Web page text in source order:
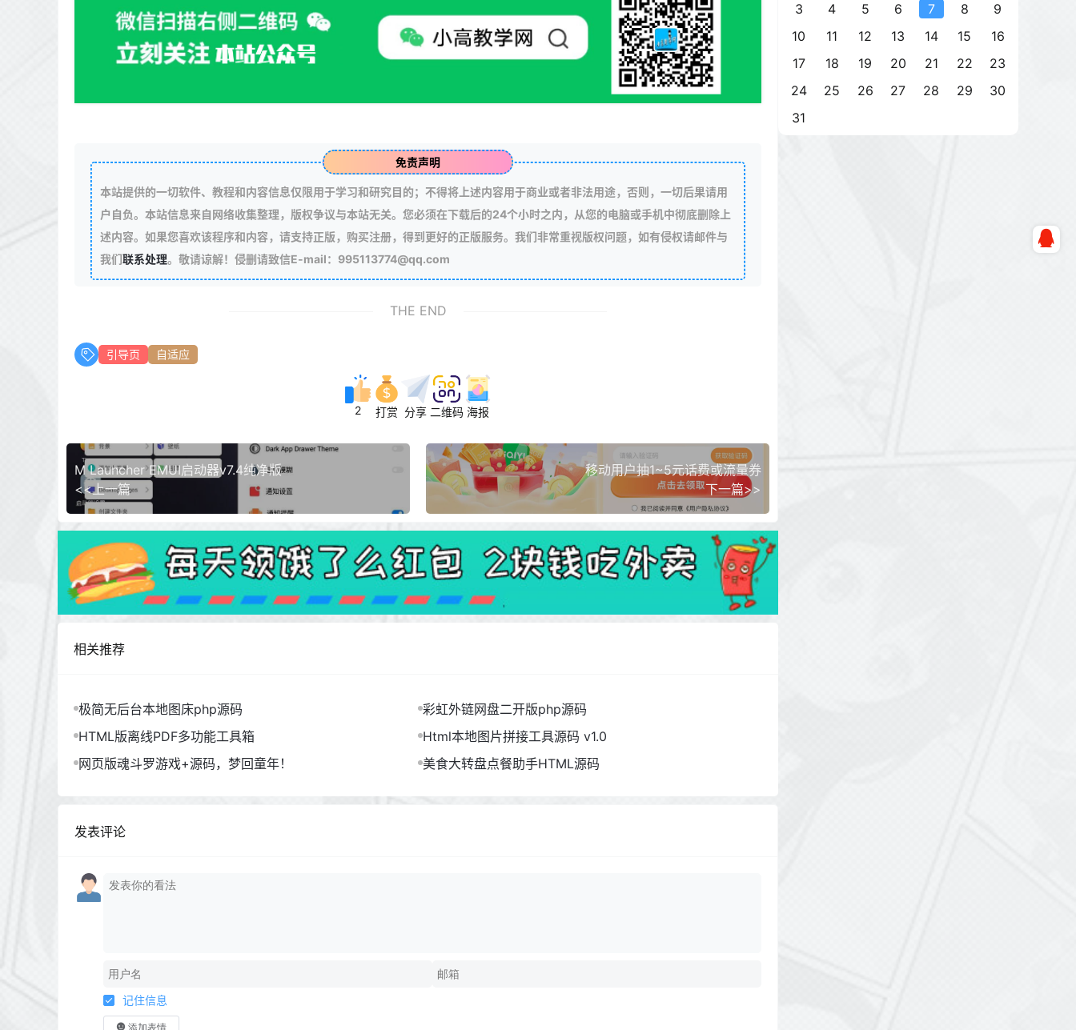
免责声明
本站提供的一切软件、教程和内容信息仅限用于学习和研究目的；不得将上述内容用于商业或者非法用途，否则，一切后果请用
户自负。本站信息来自网络收集整理，版权争议与本站无关。您必须在下载后的24个小时之内，从您的电脑或手机中彻底删除上
述内容。如果您喜欢该程序和内容，请支持正版，购买注册，得到更好的正版服务。我们非常重视版权问题，如有侵权请邮件与
我们联系处理。敬请谅解！侵删请致信E-mail：995113774@qq.com
THE END
引导页 自适应
2 打赏 分享 二维码 海报
M Launcher EMUI启动器v7.4纯净版
<<上一篇
移动用户抽1~5元话费或流量券
下一篇>>
相关推荐
极简无后台本地图床php源码
彩虹外链网盘二开版php源码
HTML版离线PDF多功能工具箱
Html本地图片拼接工具源码 v1.0
网页版魂斗罗游戏+源码，梦回童年！
美食大转盘点餐助手HTML源码
发表评论
记住信息
添加表情
3
4 5 6 7 8
9
10
11 12 13 14 15
16
17
18 19 20 21 22
23
24
25 26 27 28 29
30
31